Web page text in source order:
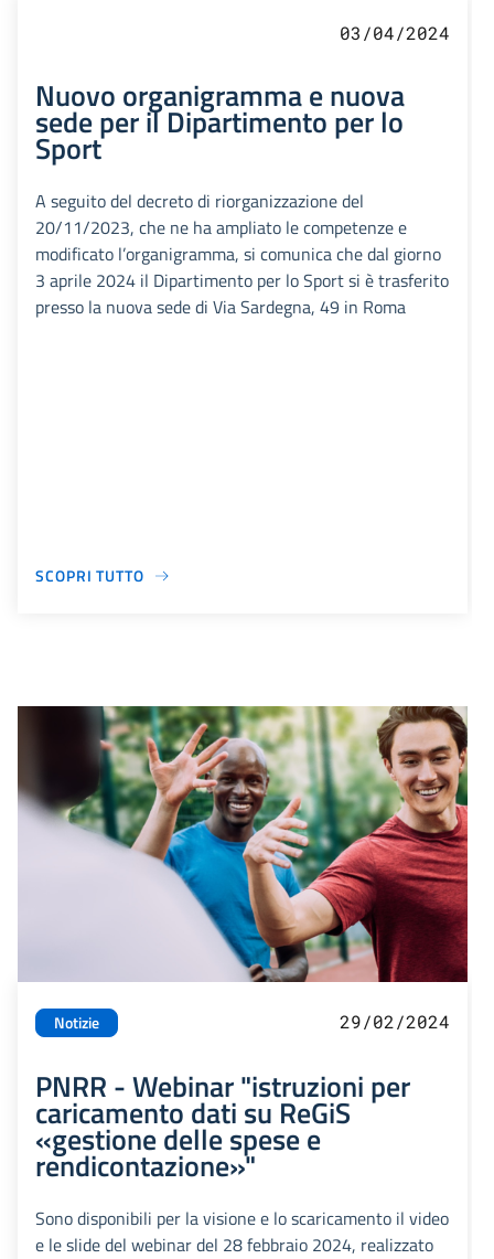
03/04/2024
Nuovo organigramma e nuova
sede per il Dipartimento per lo
Sport
A seguito del decreto di riorganizzazione del
20/11/2023, che ne ha ampliato le competenze e
modificato l’organigramma, si comunica che dal giorno
3 aprile 2024 il Dipartimento per lo Sport si è trasferito
presso la nuova sede di Via Sardegna, 49 in Roma
SCOPRI TUTTO
Notizie 29/02/2024
PNRR - Webinar "istruzioni per
caricamento dati su ReGiS
«gestione delle spese e
rendicontazione»"
Sono disponibili per la visione e lo scaricamento il video
e le slide del webinar del 28 febbraio 2024, realizzato